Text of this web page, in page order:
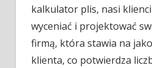
kalkulator plis, nasi
wyceniać i projektować
firmą, która stawia na
klienta, co potwierdza